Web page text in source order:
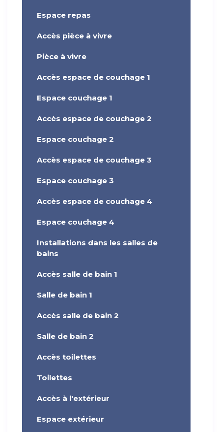
Espace repas
Accès pièce à vivre
Pièce à vivre
Accès espace de couchage 1
Espace couchage 1
Accès espace de couchage 2
Espace couchage 2
Accès espace de couchage 3
Espace couchage 3
Accès espace de couchage 4
Espace couchage 4
Installations dans les salles de
bains
Accès salle de bain 1
Salle de bain 1
Accès salle de bain 2
Salle de bain 2
Accès toilettes
Toilettes
Accès à l'extérieur
Espace extérieur